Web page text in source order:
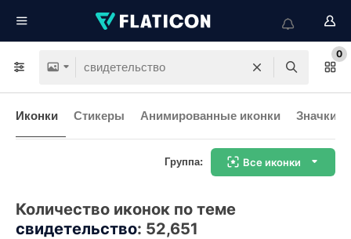
0
Иконки Стикеры Анимированные иконки Значки
Группа: Все иконки
Количество иконок по теме
свидетельство: 52,651